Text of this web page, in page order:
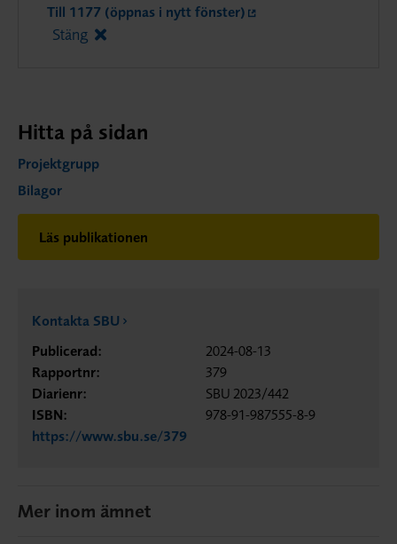
Till 1177 (öppnas i nytt fönster)
Stäng
Hitta på sidan
Projektgrupp
Bilagor
Läs publikationen
Kontakta SBU
Publicerad:
2024-08-13
Rapportnr:
379
Diarienr:
SBU 2023/442
ISBN:
978-91-987555-8-9
https://www.sbu.se/379
Mer inom ämnet